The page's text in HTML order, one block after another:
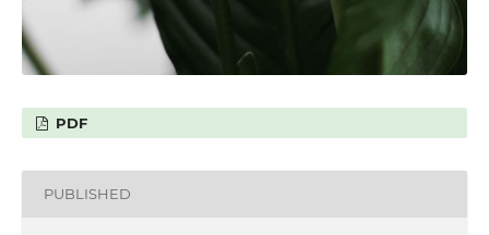
PDF
PUBLISHED